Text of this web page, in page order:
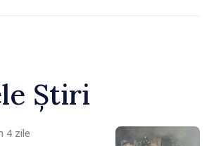
Știri
4 zile